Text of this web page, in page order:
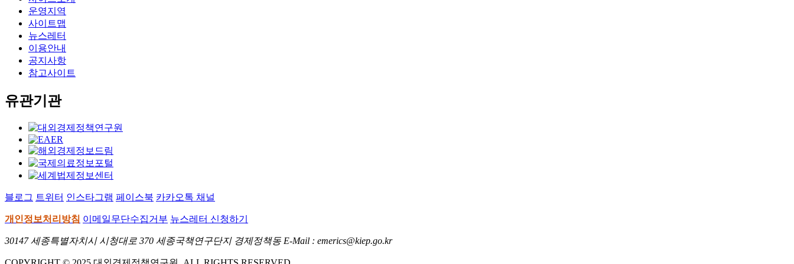
운영지역
사이트맵
뉴스레터
이용안내
공지사항
참고사이트
유관기관
블로그 트위터 인스타그램 페이스북 카카오톡 채널
개인정보처리방침 이메일무단수집거부 뉴스레터 신청하기
30147 세종특별자치시 시청대로 370 세종국책연구단지 경제정책동 E-Mail : emerics@kiep.go.kr